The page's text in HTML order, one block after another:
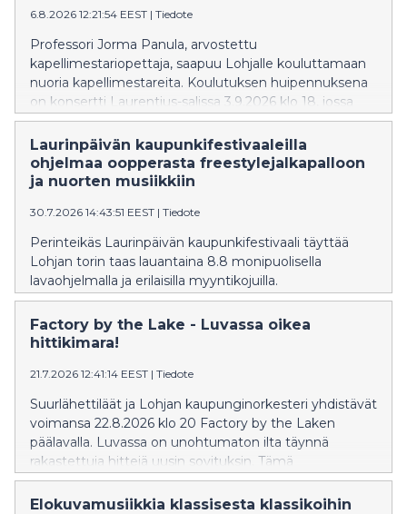
6.8.2026 12:21:54 EEST | Tiedote
Professori Jorma Panula, arvostettu
kapellimestariopettaja, saapuu Lohjalle kouluttamaan
nuoria kapellimestareita. Koulutuksen huipennuksena
on konsertti Laurentius-salissa 3.9.2026 klo 18, jossa
esitetään Beethovenin, Stravinskyn ja Haydnin teoksia.
Solistina Emil Holmström. Liput ennakkoon
NetTicketistä.
Laurinpäivän kaupunkifestivaaleilla
ohjelmaa oopperasta freestylejalkapalloon
ja nuorten musiikkiin
30.7.2026 14:43:51 EEST | Tiedote
Perinteikäs Laurinpäivän kaupunkifestivaali täyttää
Lohjan torin taas lauantaina 8.8 monipuolisella
lavaohjelmalla ja erilaisilla myyntikojuilla.
Factory by the Lake - Luvassa oikea
hittikimara!
21.7.2026 12:41:14 EEST | Tiedote
Suurlähettiläät ja Lohjan kaupunginorkesteri yhdistävät
voimansa 22.8.2026 klo 20 Factory by the Laken
päälavalla. Luvassa on unohtumaton ilta täynnä
rakastettuja hittejä uusin sovituksin. Tämä
ainutlaatuinen konsertti kutsuu yleisön laulamaan ja
tunnelmoimaan. Liput saatavilla NetTicket.fi-sivustolla.
Elokuvamusiikkia klassisesta klassikoihin